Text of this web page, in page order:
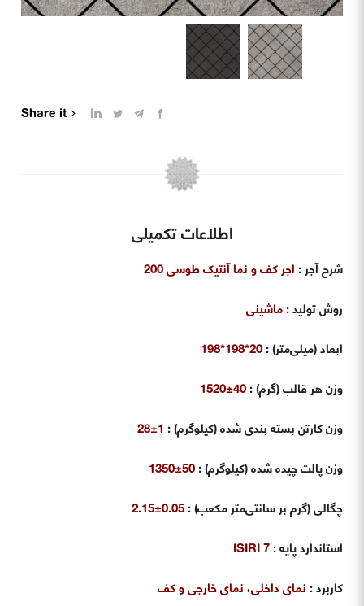
اطلاعات تکمیلی
شرح آجر:اجر کف و نما آنتیک طوسی 200
روش تولید:ماشینی
ابعاد (میلی‌متر):
20*198*198
وزن هر قالب (گرم):
40±1520
وزن کارتن بسته بندی شده (کیلوگرم):
1±28
وزن پالت چیده شده (کیلوگرم):
50±1350
چگالی (گرم بر سانتی‌متر مکعب):
0.05±2.15
استاندارد پایه:
ISIRI 7
کاربرد:نمای داخلی، نمای خارجی و کف